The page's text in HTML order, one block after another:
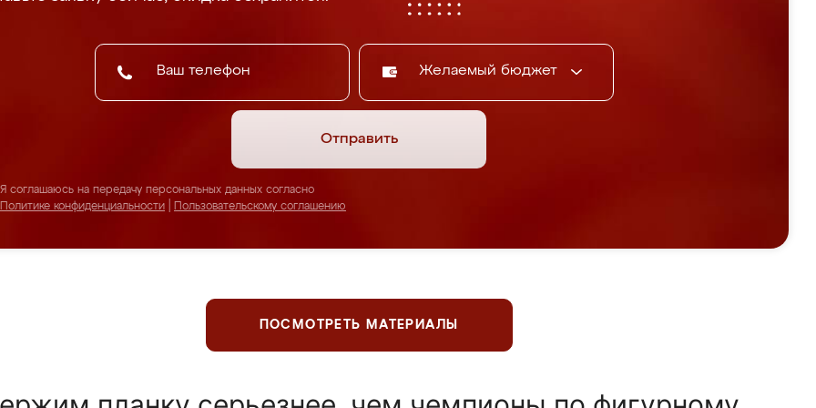
Желаемый бюджет
Отправить
Я соглашаюсь на передачу персональных данных согласно
Политике конфиденциальности
Пользовательскому соглашению
ПОСМОТРЕТЬ МАТЕРИАЛЫ